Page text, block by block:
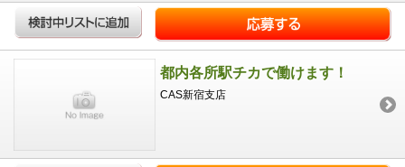
都内各所駅チカで働けます！
CAS新宿支店